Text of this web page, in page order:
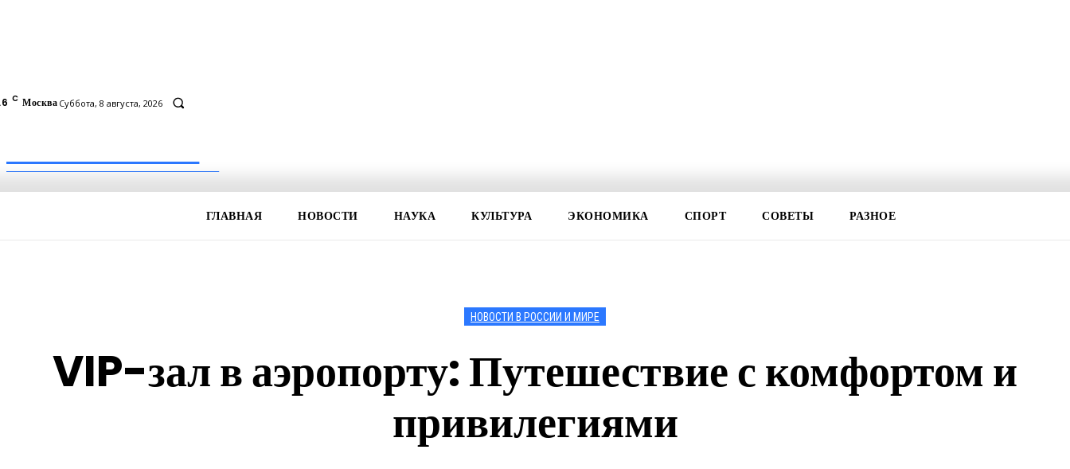
C Москва Суббота, 8 августа, 2026
ГЛАВНАЯ НОВОСТИ НАУКА КУЛЬТУРА ЭКОНОМИКА СПОРТ СОВЕТЫ РАЗНОЕ
НОВОСТИ В РОССИИ И МИРЕ
VIP-зал в аэропорту: Путешествие с комфортом и
привилегиями